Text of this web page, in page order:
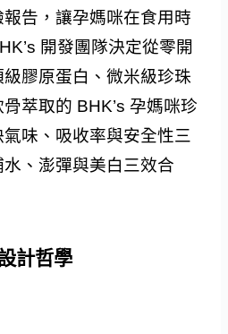
告，讓孕媽咪在食用時
開發團隊決定從零開
膠原蛋白、微米級珍珠
萃取的 BHK’s 孕媽咪珍
味、吸收率與安全性三
、澎彈與美白三效合
計哲學